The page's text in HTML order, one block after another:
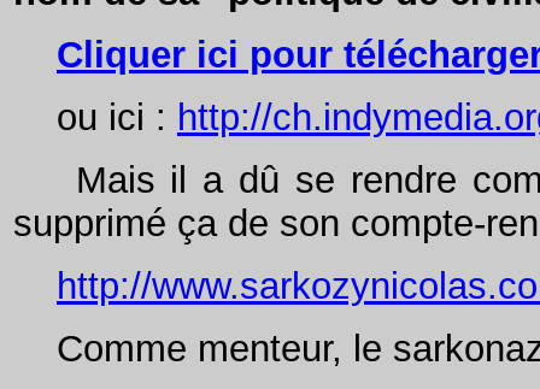
Cliquer ici pour
ou ici : http://
Mais il a dû se rendre
supprimé ça de son compte-
http://
Comme menteur, le